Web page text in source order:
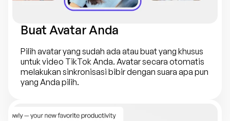
Buat Avatar Anda
Pilih avatar yang sudah ada atau buat yang khusus
untuk video TikTok Anda. Avatar secara otomatis
melakukan sinkronisasi bibir dengan suara apa pun
yang Anda pilih.